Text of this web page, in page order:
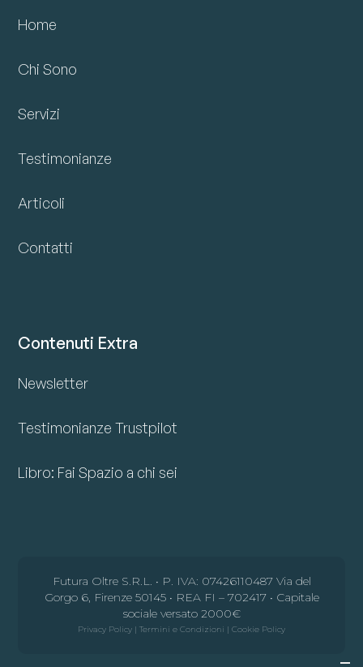
Home
Chi Sono
Servizi
Testimonianze
Articoli
Contatti
Contenuti Extra
Newsletter
Testimonianze Trustpilot
Libro: Fai Spazio a chi sei
Futura Oltre S.R.L. • P. IVA: 07426110487 Via del
Gorgo 6, Firenze 50145 • REA FI – 702417 • Capitale
sociale versato 2000€
Privacy Policy | Termini e Condizioni | Cookie Policy